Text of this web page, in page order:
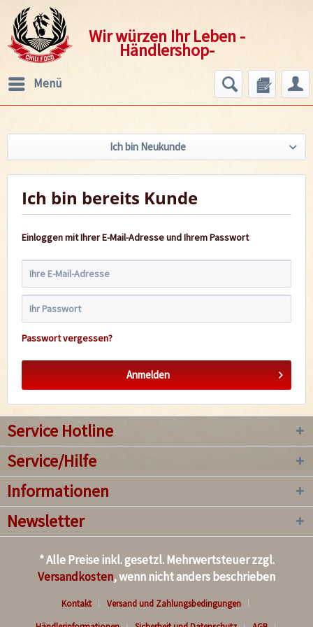
Wir würzen Ihr Leben -
Händlershop-
Menü
Ich bin Neukunde
Ich bin bereits Kunde
Einloggen mit Ihrer E-Mail-Adresse und Ihrem Passwort
Passwort vergessen?
Anmelden
Service Hotline
Service/Hilfe
Informationen
Newsletter
* Alle Preise inkl. gesetzl. Mehrwertsteuer zzgl.
Versandkosten, wenn nicht anders beschrieben
Kontakt
Versand und Zahlungsbedingungen